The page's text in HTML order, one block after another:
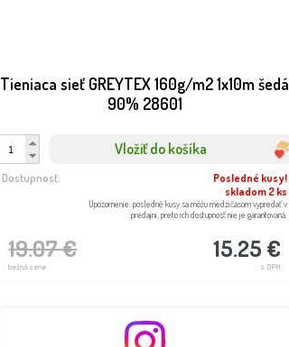
Tieniaca sieť GREYTEX 160g/m2 1x10m šedá
90% 28601
Vložiť do košíka
19.07 €
bežná cena
15.25 €
s DPH
Dostupnosť:
Posledné kusy!
skladom 2 ks
Upozornenie: posledné kusy sa môžu medzičasom vypredať v
predajni, preto ich dostupnosť nie je garantovaná.